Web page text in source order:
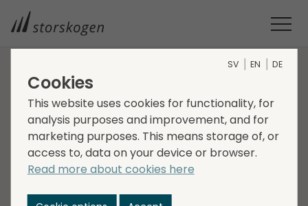
UNTERNEHMEN IM GESCHÄFTS­BEREICH TRADE
A Lot Decoration
A Lot Decoration wurde 2004 gegründet. Das
Unternehmen importiert und entwirft Accessoires
und Einrichtungsgegenstände für Blumen-,
SV EN DE
Cookies
This website uses cookies for functionality, for
analysis purposes and improvement, and for
marketing purposes. This means storage of, or
access to, data on your device or browser.
Read more about cookies here